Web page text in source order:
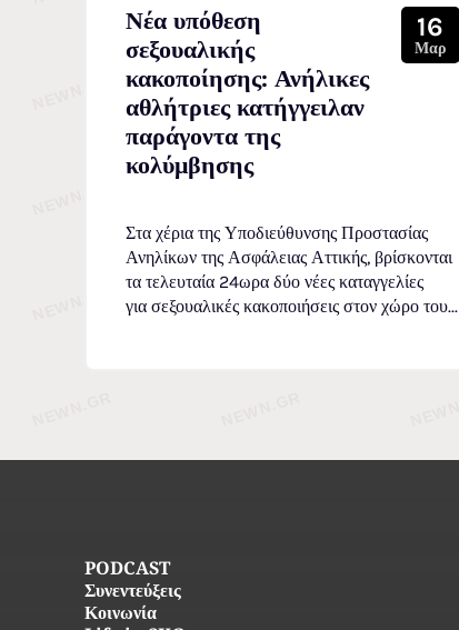
Νέα υπόθεση
σεξουαλικής
κακοποίησης: Ανήλικες
αθλήτριες κατήγγειλαν
παράγοντα της
κολύμβησης
16
Μαρ
Στα χέρια της Υποδιεύθυνσης Προστασίας
Ανηλίκων της Ασφάλειας Αττικής, βρίσκονται
τα τελευταία 24ωρα δύο νέες καταγγελίες
για σεξουαλικές κακοποιήσεις στον χώρο του...
PODCAST
Συνεντεύξεις
Κοινωνία